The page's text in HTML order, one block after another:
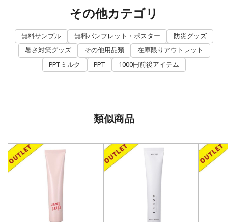
その他カテゴリ
無料サンプル 無料パンフレット・ポスター
防災グッズ
暑さ対策グッズ
その他用品類
在庫限りアウトレット
PPTミルク
PPT 1000円前後アイテム
類似商品